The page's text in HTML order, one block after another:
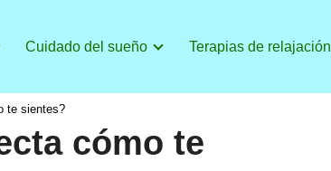
Cuidado del sueño Terapias de relajación
te sientes?
cómo te